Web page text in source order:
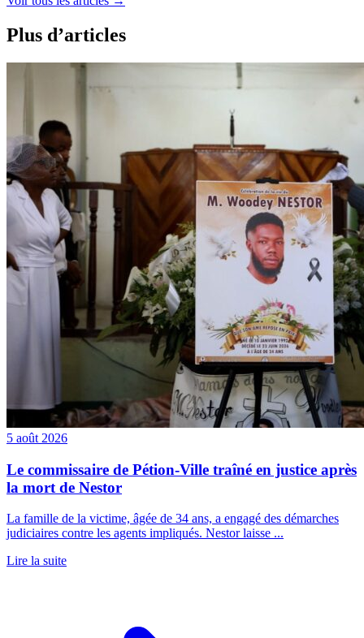
Plus d’articles
5 août 2026
Le commissaire de Pétion-Ville traîné en justice après
la mort de Nestor
La famille de la victime, âgée de 34 ans, a engagé des démarches
judiciaires contre les agents impliqués. Nestor laisse ...
Lire la suite